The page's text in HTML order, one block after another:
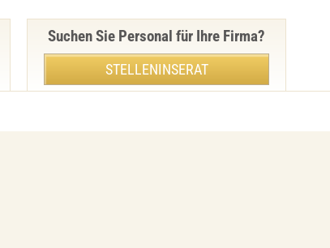
Suchen Sie Personal für Ihre Firma?
STELLENINSERAT